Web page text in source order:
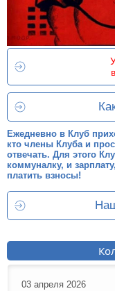
Ежедневно в Клуб
кто члены Клуба и
отвечать. Для этого
коммуналку, и
платить взносы!
03 апреля 2026